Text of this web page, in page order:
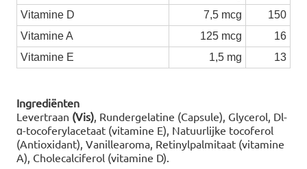
Vitamine D
7,5 mcg
150
Vitamine A
125 mcg
16
Vitamine E
1,5 mg 13
Ingrediënten
Levertraan (Vis), Rundergelatine (Capsule), Glycerol, Dl-
ɑ-tocoferylacetaat (vitamine E), Natuurlijke tocoferol
(Antioxidant), Vanillearoma, Retinylpalmitaat (vitamine
A), Cholecalciferol (vitamine D).